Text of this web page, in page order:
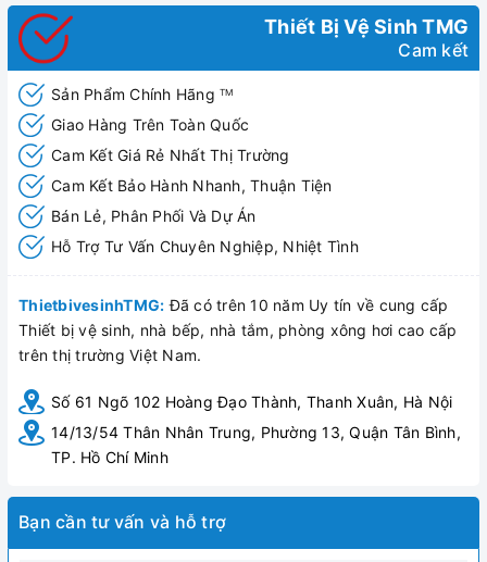
Thiết Bị Vệ Sinh TMG
Cam kết
Sản Phẩm Chính Hãng TM
Giao Hàng Trên Toàn Quốc
Cam Kết Giá Rẻ Nhất Thị Trường
Cam Kết Bảo Hành Nhanh, Thuận Tiện
Bán Lẻ, Phân Phối Và Dự Án
Hỗ Trợ Tư Vấn Chuyên Nghiệp, Nhiệt Tình
ThietbivesinhTMG: Đã có trên 10 năm Uy tín về cung cấp
Thiết bị vệ sinh, nhà bếp, nhà tắm, phòng xông hơi cao cấp
trên thị trường Việt Nam.
Số 61 Ngõ 102 Hoàng Đạo Thành, Thanh Xuân, Hà Nội
14/13/54 Thân Nhân Trung, Phường 13, Quận Tân Bình,
TP. Hồ Chí Minh
Bạn cần tư vấn và hỗ trợ